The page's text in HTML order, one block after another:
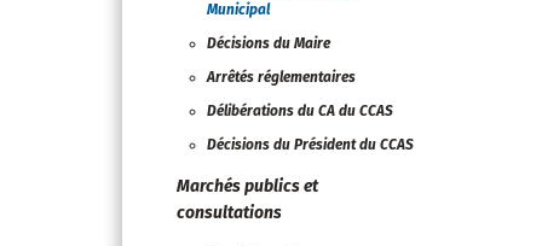
Municipal
Décisions du Maire
Arrêtés réglementaires
Délibérations du CA du CCAS
Décisions du Président du CCAS
Marchés publics et
consultations